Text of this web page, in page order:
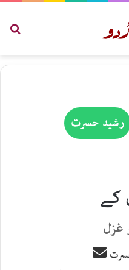
رشید حسرت
کے
غزل
Send